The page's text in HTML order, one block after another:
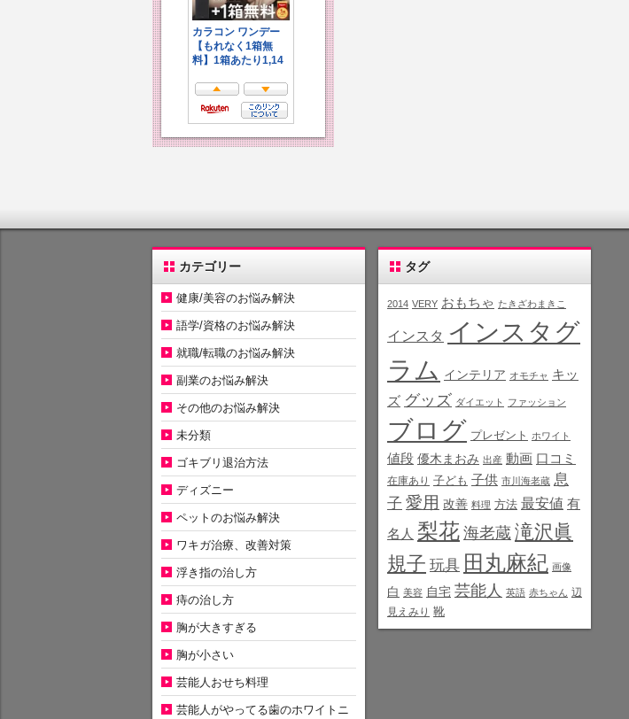
カテゴリー
健康/美容のお悩み解決
語学/資格のお悩み解決
就職/転職のお悩み解決
副業のお悩み解決
その他のお悩み解決
未分類
ゴキブリ退治方法
ディズニー
ペットのお悩み解決
ワキガ治療、改善対策
浮き指の治し方
痔の治し方
胸が大きすぎる
胸が小さい
芸能人おせち料理
芸能人がやってる歯のホワイトニ
タグ
2014 VERY おもちゃ たきざわまきこ
インスタ インスタグ
ラム インテリア オモチャ キッ
ズ グッズ ダイエット ファッション
ブログ プレゼント ホワイト
値段 優木まおみ 出産 動画 口コミ
在庫あり 子ども 子供 市川海老蔵 息
子 愛用 改善 料理 方法 最安値 有
名人 梨花 海老蔵 滝沢眞
規子 玩具 田丸麻紀 画像
白 美容 自宅 芸能人 英語 赤ちゃん 辺
見えみり 靴